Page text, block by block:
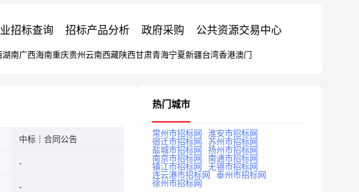
招标查询 招标产品分析 政府采购 公共资源交易中心
湖南广西海南重庆贵州 云南西藏陕西甘肃青海宁夏新疆台湾香港澳门
中标｜合同公告
热门城市
常州市招标网
淮安市招标网
宿迁市招标网
苏州市招标网
盐城市招标网
扬州市招标网
南京市招标网
南通市招标网
镇江市招标网
无锡市招标网
连云港市招标网
泰州市招标网
徐州市招标网